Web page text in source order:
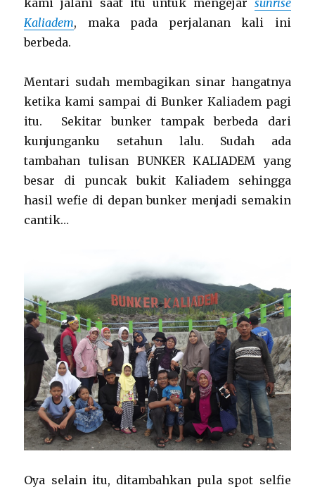
Kaliadem, maka pada perjalanan kali ini
berbeda.
Mentari sudah membagikan sinar hangatnya
ketika kami sampai di Bunker Kaliadem pagi
itu. Sekitar bunker tampak berbeda dari
kunjunganku setahun lalu. Sudah ada
tambahan tulisan BUNKER KALIADEM yang
besar di puncak bukit Kaliadem sehingga
hasil wefie di depan bunker menjadi semakin
cantik…
Oya selain itu, ditambahkan pula spot selfie